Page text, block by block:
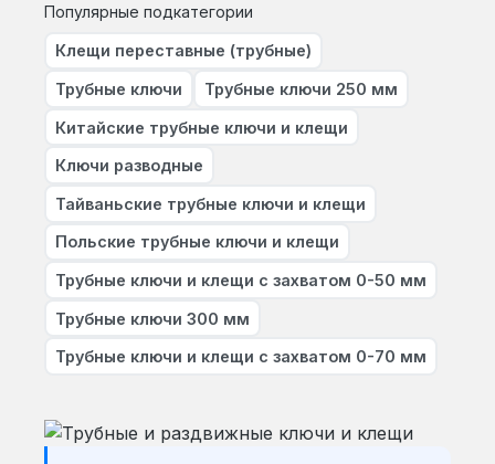
Популярные подкатегории
Клещи переставные (трубные)
Трубные ключи Трубные ключи 250 мм
Китайские трубные ключи и клещи
Ключи разводные
Тайваньские трубные ключи и клещи
Польские трубные ключи и клещи
Трубные ключи и клещи с захватом 0-50 мм
Трубные ключи 300 мм
Трубные ключи и клещи с захватом 0-70 мм